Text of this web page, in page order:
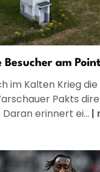
Besucher am
im Kalten Krieg
Pakts
erinnert ei... |